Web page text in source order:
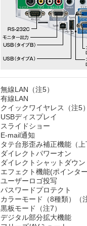
無線LAN（注5）
有線LAN
クイックワイヤレス（注5
USBディスプレイ
スライドショー
E-mail通知
タテ台形歪み補正機能（上
ダイレクトパワーオン
ダイレクトシャットダウン
エフェクト機能(ポインタ
ユーザーロゴ投写
パスワードプロテクト
カラーモード（8種類）（
黒板モード（注7）
デジタル部分拡大機能